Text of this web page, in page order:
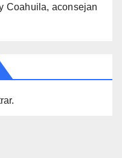
Coahuila, aconsejan